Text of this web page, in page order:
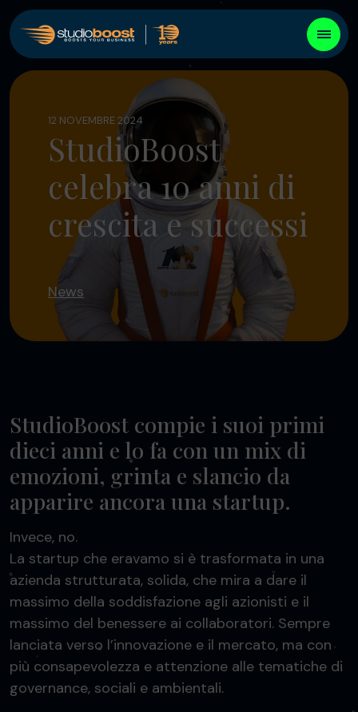
12 NOVEMBRE 2024
StudioBoost
celebra 10 anni di
crescita e successi
News
StudioBoost compie i suoi primi
dieci anni e lo fa con un mix di
emozioni, grinta e slancio da
apparire ancora una startup.
Invece, no.
La startup che eravamo si è trasformata in una
azienda strutturata, solida, che mira a dare il
massimo della soddisfazione agli azionisti e il
massimo del benessere ai collaboratori. Sempre
lanciata verso l’innovazione e il mercato, ma con
più consapevolezza e attenzione alle tematiche di
governance, sociali e ambientali.